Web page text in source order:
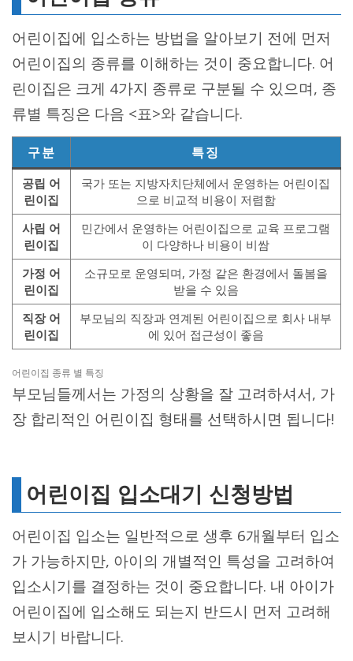
어린이집에 입소하는 방법을 알아보기 전에 먼저
어린이집의 종류를 이해하는 것이 중요합니다. 어
린이집은 크게 4가지 종류로 구분될 수 있으며, 종
류별 특징은 다음 <표>와 같습니다.
구분 특징
공립 어
린이집
국가 또는 지방자치단체에서 운영하는 어린이집
으로 비교적 비용이 저렴함
사립 어
린이집
민간에서 운영하는 어린이집으로 교육 프로그램
이 다양하나 비용이 비쌈
가정 어
린이집
소규모로 운영되며, 가정 같은 환경에서 돌봄을
받을 수 있음
직장 어
린이집
부모님의 직장과 연계된 어린이집으로 회사 내부
에 있어 접근성이 좋음
어린이집 종류 별 특징
부모님들께서는 가정의 상황을 잘 고려하셔서, 가
장 합리적인 어린이집 형태를 선택하시면 됩니다!
어린이집 입소대기 신청방법
어린이집 입소는 일반적으로 생후 6개월부터 입소
가 가능하지만, 아이의 개별적인 특성을 고려하여
입소시기를 결정하는 것이 중요합니다. 내 아이가
어린이집에 입소해도 되는지 반드시 먼저 고려해
보시기 바랍니다.